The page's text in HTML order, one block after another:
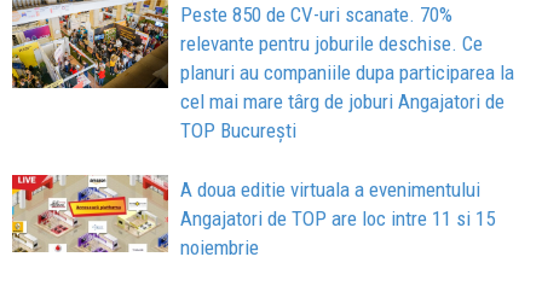
Peste 850 de CV-uri scanate. 70%
relevante pentru joburile deschise. Ce
planuri au companiile dupa participarea la
cel mai mare târg de joburi Angajatori de
TOP București
A doua editie virtuala a evenimentului
Angajatori de TOP are loc intre 11 si 15
noiembrie